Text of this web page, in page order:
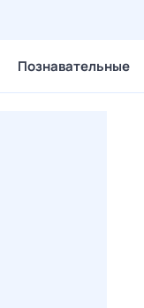
Познавательные